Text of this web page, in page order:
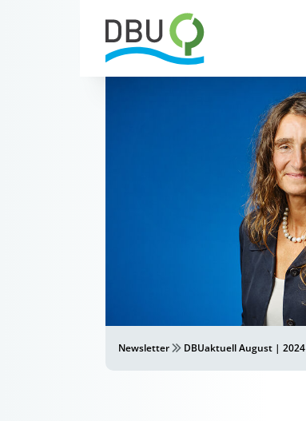
Newsletter DBUaktuell August | 2024